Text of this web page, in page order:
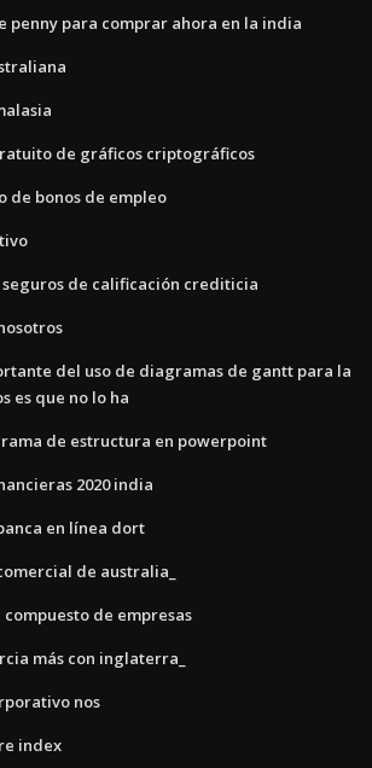
penny para comprar ahora en la india
de gráficos criptográficos
de bonos de empleo
seguros de calificación crediticia
del uso de diagramas de gantt para la
es que no lo ha
de estructura en powerpoint
2020 india
en línea dort
de australia_
de empresas
más con inglaterra_
nos
index